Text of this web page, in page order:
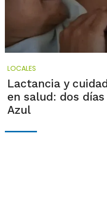
LOCALES
Lactancia y
en salud: dos
Azul